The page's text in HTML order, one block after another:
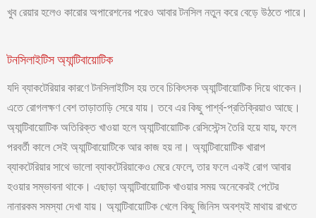
খুব রেয়ার হলেও কারোর অপারেশনের পরেও আবার টনসিল নতুন করে বেড়ে উঠতে পারে।
টনসিলাইটিস অ্যান্টিবায়োটিক
যদি ব্যাকটেরিয়ার কারণে টনসিলাইটিস হয় তবে চিকিৎসক অ্যান্টিবায়োটিক দিয়ে থাকেন।
এতে রোগলক্ষণ বেশ তাড়াতাড়ি সেরে যায়। তবে এর কিছু পার্শ্ব-প্রতিক্রিয়াও আছে।
অ্যান্টিবায়োটিক অতিরিক্ত খাওয়া হলে অ্যান্টিবায়োটিক রেসিস্টেন্স তৈরি হয়ে যায়, ফলে
পরবর্তী কালে সেই অ্যান্টিবায়োটিকে আর কাজ হয় না। অ্যান্টিবায়োটিক খারাপ
ব্যাকটেরিয়ার সাথে ভালো ব্যাকটেরিয়াকেও মেরে ফেলে, তার ফলে একই রোগ আবার
হওয়ার সম্ভাবনা থাকে। এছাড়া অ্যান্টিবায়োটিক খাওয়ার সময় অনেকেরই পেটের
নানারকম সমস্যা দেখা যায়। অ্যান্টিবায়োটিক খেলে কিছু জিনিস অবশ্যই মাথায় রাখতে